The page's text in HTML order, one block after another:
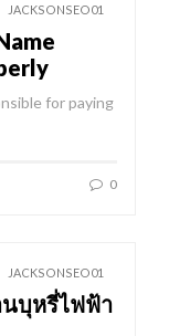
JACKSONSEO01
for paying
0
JACKSONSEO01
บุหรี่ไฟฟ้า